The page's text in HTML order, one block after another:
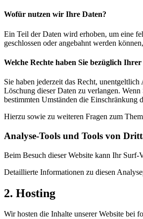
Wofür nutzen wir Ihre Daten?
Ein Teil der Daten wird erhoben, um eine
geschlossen oder angebahnt werden
Welche Rechte haben Sie bezüglich Ihrer
Sie haben jederzeit das Recht,
Löschung dieser Daten zu verlangen.
bestimmten Umständen die Einschränkung
Hierzu sowie zu weiteren Fragen zum
Analyse-Tools und Tools von
Beim Besuch dieser Website kann Ihr Surf-
Detaillierte Informationen zu diesen
2. Hosting
Wir hosten die Inhalte unserer Website bei